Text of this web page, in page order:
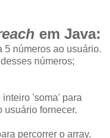
em Java:
5 números ao usuário.
números;
'soma' para
usuário fornecer.
percorrer o array.